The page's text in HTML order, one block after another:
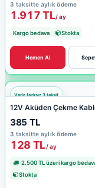
3 taksitte aylık ödeme
1.917 TL/ ay
Kargo bedava Stokta
Hemen Al
12V Aküden Çekme
385 TL
3 taksitte aylık ödeme
128 TL/ ay
2.500 TL üzeri kargo
Stokta